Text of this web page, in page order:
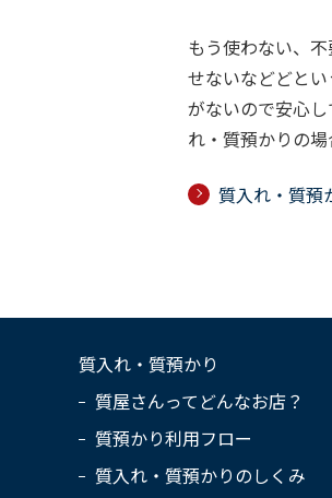
もう使わない、
せないなどどと
がないので安心
れ・質預かりの
質入れ・質預
質入れ・質預かり
質屋さんってどんなお店？
質預かり利用フロー
質入れ・質預かりのしくみ